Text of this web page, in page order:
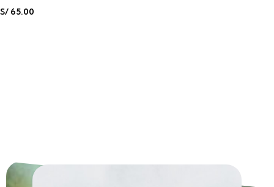
S/ 65.00